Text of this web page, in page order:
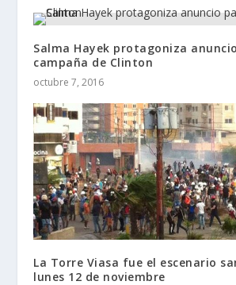
Salma Hayek protagoniza
campaña de Clinton
octubre 7, 2016
La Torre Viasa fue el escenario
lunes 12 de noviembre